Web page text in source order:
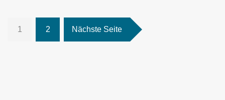
1 2 Nächste Seite